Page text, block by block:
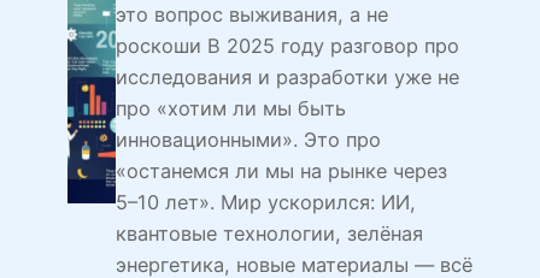
это вопрос выживания, а не
роскоши В 2025 году разговор про
исследования и разработки уже не
про «хотим ли мы быть
инновационными». Это про
«останемся ли мы на рынке через
5–10 лет». Мир ускорился: ИИ,
квантовые технологии, зелёная
энергетика, новые материалы — всё